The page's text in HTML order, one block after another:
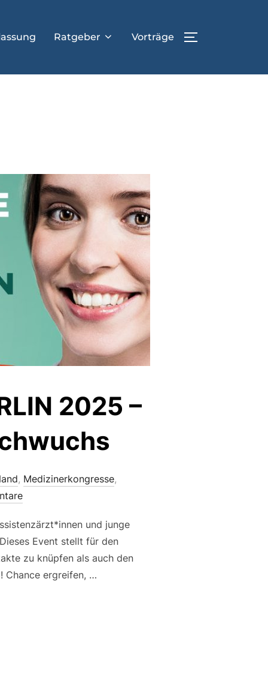
Ratgeber Vorträge
2025 –
, Medizinerkongresse,
und junge
Event stellt für den
zu knüpfen als auch den
Chance ergreifen, …
BERLIN 2025 – DER TREFFPUNKT FÜR DEN